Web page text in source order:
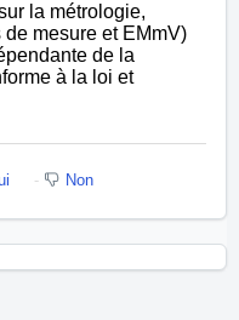
la métrologie,
mesure et EMmV)
de la
à la loi et
Non